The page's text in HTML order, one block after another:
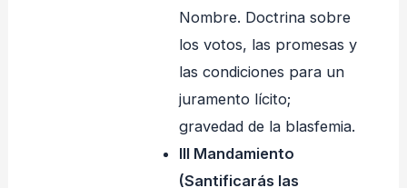
Nombre. Doctrina sobre
los votos, las promesas y
las condiciones para un
juramento lícito;
gravedad de la blasfemia.
III Mandamiento
(Santificarás las